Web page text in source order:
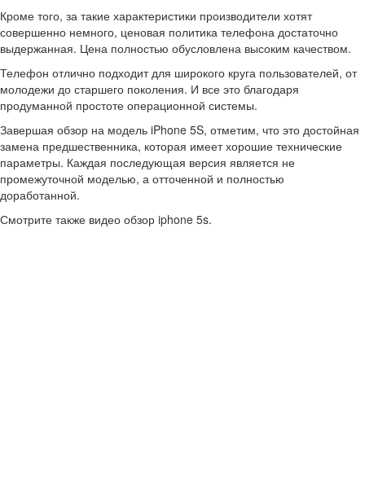
Кроме того, за такие характеристики производители хотят
совершенно немного, ценовая политика телефона достаточно
выдержанная. Цена полностью обусловлена высоким качеством.
Телефон отлично подходит для широкого круга пользователей, от
молодежи до старшего поколения. И все это благодаря
продуманной простоте операционной системы.
Завершая обзор на модель iPhone 5S, отметим, что это достойная
замена предшественника, которая имеет хорошие технические
параметры. Каждая последующая версия является не
промежуточной моделью, а отточенной и полностью
доработанной.
Смотрите также видео обзор iphone 5s.